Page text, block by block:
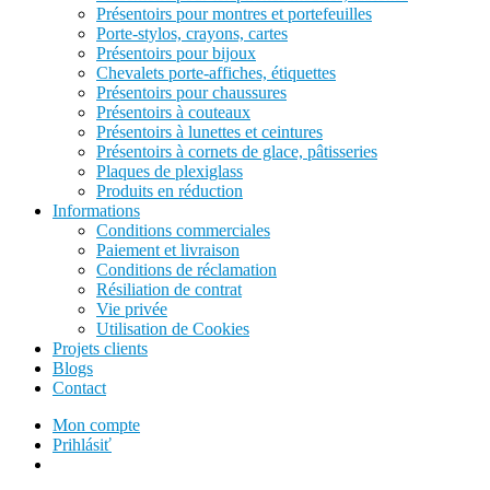
Présentoirs pour montres et portefeuilles
Porte-stylos, crayons, cartes
Présentoirs pour bijoux
Chevalets porte-affiches, étiquettes
Présentoirs pour chaussures
Présentoirs à couteaux
Présentoirs à lunettes et ceintures
Présentoirs à cornets de glace, pâtisseries
Plaques de plexiglass
Produits en réduction
Informations
Conditions commerciales
Paiement et livraison
Conditions de réclamation
Résiliation de contrat
Vie privée
Utilisation de Cookies
Projets clients
Blogs
Contact
Mon compte
Prihlásiť